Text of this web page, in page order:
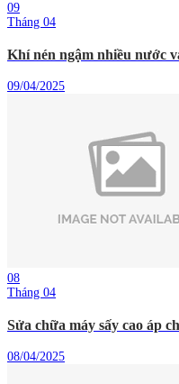
09
Tháng 04
Khí nén ngậm nhiều nước
09/04/2025
08
Tháng 04
Sửa chữa máy sấy cao áp
08/04/2025